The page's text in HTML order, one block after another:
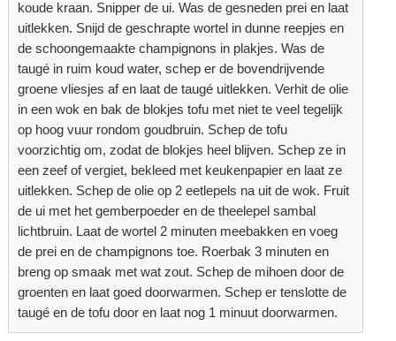
koude kraan. Snipper de ui. Was de gesneden prei en laat
uitlekken. Snijd de geschrapte wortel in dunne reepjes en
de schoongemaakte champignons in plakjes. Was de
taugé in ruim koud water, schep er de bovendrijvende
groene vliesjes af en laat de taugé uitlekken. Verhit de olie
in een wok en bak de blokjes tofu met niet te veel tegelijk
op hoog vuur rondom goudbruin. Schep de tofu
voorzichtig om, zodat de blokjes heel blijven. Schep ze in
een zeef of vergiet, bekleed met keukenpapier en laat ze
uitlekken. Schep de olie op 2 eetlepels na uit de wok. Fruit
de ui met het gemberpoeder en de theelepel sambal
lichtbruin. Laat de wortel 2 minuten meebakken en voeg
de prei en de champignons toe. Roerbak 3 minuten en
breng op smaak met wat zout. Schep de mihoen door de
groenten en laat goed doorwarmen. Schep er tenslotte de
taugé en de tofu door en laat nog 1 minuut doorwarmen.